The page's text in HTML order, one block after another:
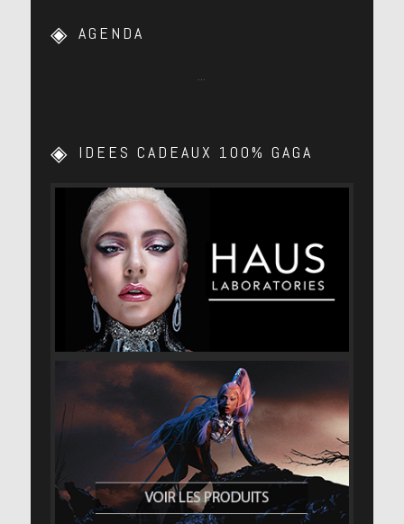
AGENDA
…
IDEES CADEAUX 100% GAGA